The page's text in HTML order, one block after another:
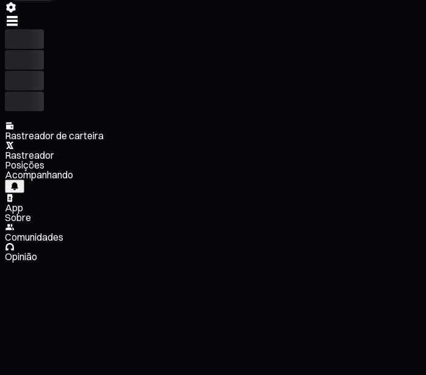
Rastreador de carteira
Rastreador
Posições
Acompanhando
App
Sobre
Comunidades
Opinião